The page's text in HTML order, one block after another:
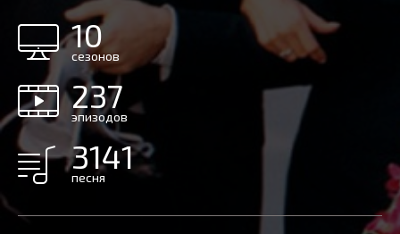
10
сезонов
237
эпизодов
3141
песня